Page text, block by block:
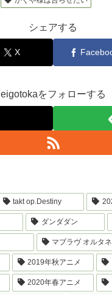
シェアする
X
eigotokaをフォローする
takt op.Destiny
ダンダダン
マブラヴ オルタ
2019年秋アニメ
2020年春アニメ